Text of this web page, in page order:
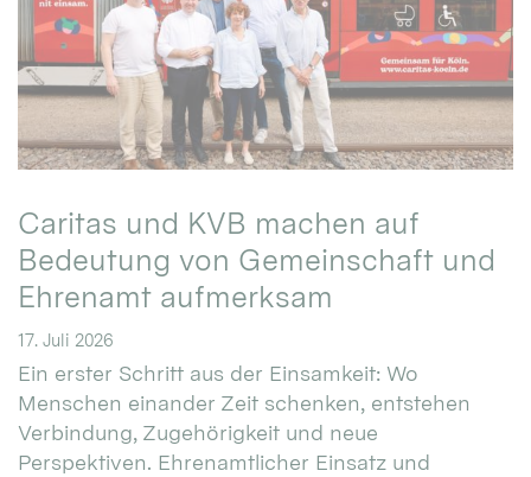
Caritas und KVB machen auf
Bedeutung von Gemeinschaft und
Ehrenamt aufmerksam
17. Juli 2026
Ein erster Schritt aus der Einsamkeit: Wo
Menschen einander Zeit schenken, entstehen
Verbindung, Zugehörigkeit und neue
Perspektiven. Ehrenamtlicher Einsatz und